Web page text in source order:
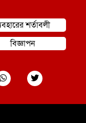
শর্তাবলী
বিজ্ঞাপন